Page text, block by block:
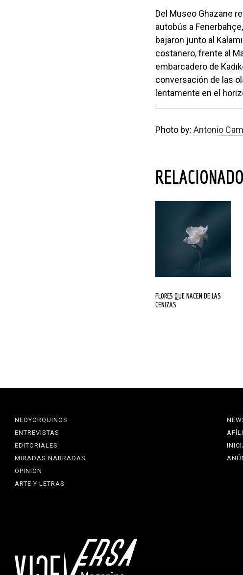
Del Museo Ghazane regresaron a pie al corazón comercial de Kadıköy y agarraron un
autobús a
bajaron junto al
costanero, frente al
embarcadero de
conversación de las
lentamente en el
Photo by: Antonio
RELACIONADO
FLORES QUE NACEN DE LAS
CENIZAS
NEOYORQUINOS
ENTREVISTAS
EDITORIALES
MIRADAS NARRADAS
OPINIÓN
ARTE Y LETRAS